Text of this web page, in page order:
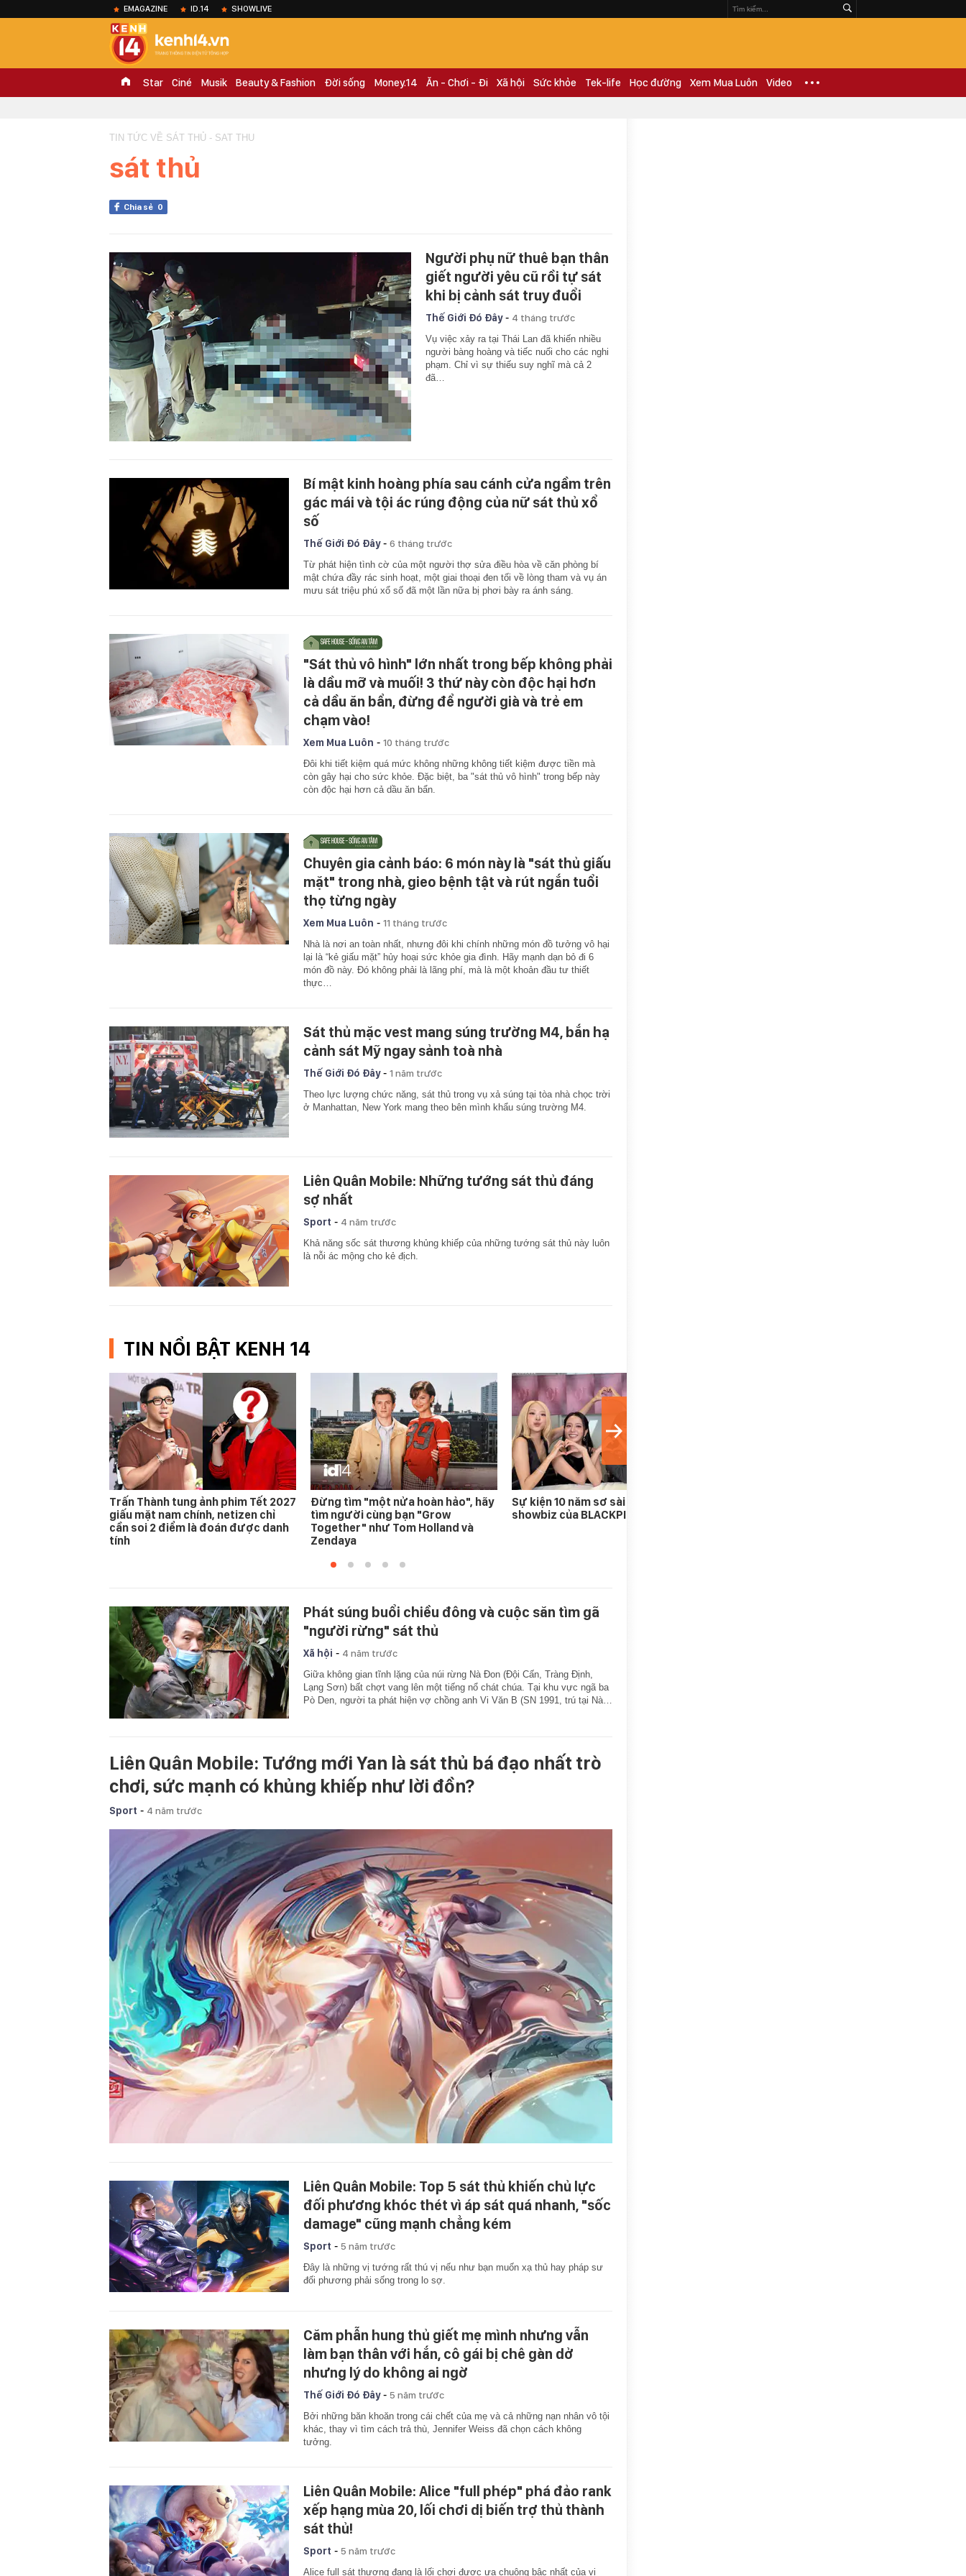
EMAGAZINE ID.14 SHOWLIVE
Star Ciné Musik Beauty & Fashion Đời sống Money.14 Ăn - Chơi - Đi Xã hội Sức khỏe Tek-life Học đường Xem Mua Luôn Video
TIN TỨC VỀ SÁT THỦ - SAT THU
sát thủ
Chia sẻ 0
Người phụ nữ thuê bạn thân
giết người yêu cũ rồi tự sát
khi bị cảnh sát truy đuổi
Thế Giới Đó Đây- 4 tháng trước
Vụ việc xảy ra tại Thái Lan đã khiến nhiều
người bàng hoàng và tiếc nuối cho các nghi
phạm. Chỉ vì sự thiếu suy nghĩ mà cả 2
đã…
Bí mật kinh hoàng phía sau cánh cửa ngầm trên
gác mái và tội ác rúng động của nữ sát thủ xổ
số
Thế Giới Đó Đây- 6 tháng trước
Từ phát hiện tình cờ của một người thợ sửa điều hòa về căn phòng bí
mật chứa đầy rác sinh hoạt, một giai thoại đen tối về lòng tham và vụ án
mưu sát triệu phú xổ số đã một lần nữa bị phơi bày ra ánh sáng.
"Sát thủ vô hình" lớn nhất trong bếp không phải
là dầu mỡ và muối! 3 thứ này còn độc hại hơn
cả dầu ăn bẩn, đừng để người già và trẻ em
chạm vào!
Xem Mua Luôn - 10 tháng trước
Đôi khi tiết kiệm quá mức không những không tiết kiệm được tiền mà
còn gây hại cho sức khỏe. Đặc biệt, ba "sát thủ vô hình" trong bếp này
còn độc hại hơn cả dầu ăn bẩn.
Chuyên gia cảnh báo: 6 món này là "sát thủ giấu
mặt" trong nhà, gieo bệnh tật và rút ngắn tuổi
thọ từng ngày
Xem Mua Luôn - 11 tháng trước
Nhà là nơi an toàn nhất, nhưng đôi khi chính những món đồ tưởng vô hại
lại là “kẻ giấu mặt” hủy hoại sức khỏe gia đình. Hãy mạnh dạn bỏ đi 6
món đồ này. Đó không phải là lãng phí, mà là một khoản đầu tư thiết
thực…
Sát thủ mặc vest mang súng trường M4, bắn hạ
cảnh sát Mỹ ngay sảnh toà nhà
Thế Giới Đó Đây- 1 năm trước
Theo lực lượng chức năng, sát thủ trong vụ xả súng tại tòa nhà chọc trời
ở Manhattan, New York mang theo bên mình khẩu súng trường M4.
Liên Quân Mobile: Những tướng sát thủ đáng
sợ nhất
Sport - 4 năm trước
Khả năng sốc sát thương khủng khiếp của những tướng sát thủ này luôn
là nỗi ác mộng cho kẻ địch.
TIN NỔI BẬT KENH 14
Trấn Thành tung ảnh phim Tết 2027
giấu mặt nam chính, netizen chỉ
cần soi 2 điểm là đoán được danh
tính
Đừng tìm "một nửa hoàn hảo", hãy
tìm người cùng bạn "Grow
Together" như Tom Holland và
Zendaya
Sự kiện 10 năm sơ sài nhất
showbiz của BLACKPINK
Phát súng buổi chiều đông và cuộc săn tìm gã
"người rừng" sát thủ
Xã hội - 4 năm trước
Giữa không gian tĩnh lặng của núi rừng Nà Đon (Đội Cấn, Tràng Định,
Lạng Sơn) bất chợt vang lên một tiếng nổ chát chúa. Tại khu vực ngã ba
Pò Den, người ta phát hiện vợ chồng anh Vi Văn B (SN 1991, trú tại Nà…
Liên Quân Mobile: Tướng mới Yan là sát thủ bá đạo nhất trò
chơi, sức mạnh có khủng khiếp như lời đồn?
Sport - 4 năm trước
Liên Quân Mobile: Top 5 sát thủ khiến chủ lực
đối phương khóc thét vì áp sát quá nhanh, "sốc
damage" cũng mạnh chẳng kém
Sport - 5 năm trước
Đây là những vị tướng rất thú vị nếu như bạn muốn xạ thủ hay pháp sư
đối phương phải sống trong lo sợ.
Căm phẫn hung thủ giết mẹ mình nhưng vẫn
làm bạn thân với hắn, cô gái bị chê gàn dở
nhưng lý do không ai ngờ
Thế Giới Đó Đây- 5 năm trước
Bởi những băn khoăn trong cái chết của mẹ và cả những nạn nhân vô tội
khác, thay vì tìm cách trả thù, Jennifer Weiss đã chọn cách không
tưởng.
Liên Quân Mobile: Alice "full phép" phá đảo rank
xếp hạng mùa 20, lối chơi dị biến trợ thủ thành
sát thủ!
Sport - 5 năm trước
Alice full sát thương đang là lối chơi được ưa chuộng bậc nhất của vị